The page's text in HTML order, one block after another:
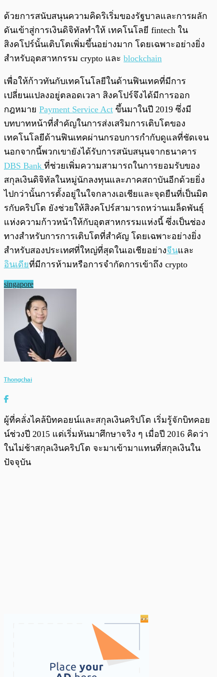
ด้วยการสนับสนุนความคิดริเริ่มของรัฐบาลและการผลัก
ดันเข้าสู่การเงินดิจิทัลทำให้ เทคโนโลยี fintech ใน
สิงคโปร์นั้นเติบโตเพิ่มขึ้นอย่างมาก โดยเฉพาะอย่างยิ่ง
สำหรับอุตสาหกรรม crypto และ blockchain
เพื่อให้ก้าวทันกับเทคโนโลยีในด้านฟินเทคที่มีการ
เปลี่ยนแปลงอยู่ตลอดเวลา สิงคโปร์จึงได้มีการออก
กฎหมาย Payment Service Act ขึ้นมาในปี 2019 ซึ่งมี
บทบาทหน้าที่สำคัญในการส่งเสริมการเติบโตของ
เทคโนโลยีด้านฟินเทคผ่านกรอบการกำกับดูแลที่ชัดเจน
นอกจากนี้พวกเขายังได้รับการสนับสนุนจากธนาคาร
DBS Bank ที่ช่วยเพิ่มความสามารถในการยอมรับของ
สกุลเงินดิจิทัลในหมู่นักลงทุนและภาคสถาบันอีกด้วยยิ่ง
ไปกว่านั้นการตั้งอยู่ในใจกลางเอเชียและจุดยืนที่เป็นมิต
รกับคริปโต ยังช่วยให้สิงคโปร์สามารถหว่านเมล็ดพันธุ์
แห่งความก้าวหน้าให้กับอุตสาหกรรมแห่งนี้ ซึ่งเป็นช่อง
ทางสำหรับการการเติบโตที่สำคัญ โดยเฉพาะอย่างยิ่ง
สำหรับสองประเทศที่ใหญ่ที่สุดในเอเชียอย่างจีนและ
อินเดียที่มีการห้ามหรือการจำกัดการเข้าถึง crypto
singapore
Thongchai
ผู้ที่คลั่งไคล้บิทคอยน์และสกุลเงินคริปโต เริ่มรู้จักบิทคอย
น์ช่วงปี 2015 แต่เริ่มหันมาศึกษาจริง ๆ เมื่อปี 2016 คิดว่า
ในไม่ช้าสกุลเงินคริปโต จะมาเข้ามาแทนที่สกุลเงินใน
ปัจจุบัน